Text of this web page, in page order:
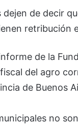
dejen de decir
retribución
de la
del agro
de Buenos
no